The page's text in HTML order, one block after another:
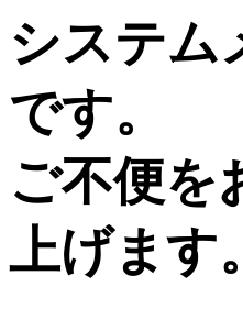
システム
です。
ご不便を
上げます。